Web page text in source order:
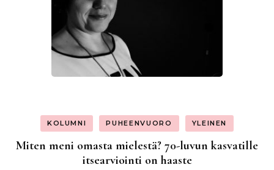
KOLUMNI PUHEENVUORO YLEINEN
Miten meni omasta mielestä? 70-luvun kasvatille
itsearviointi on haaste